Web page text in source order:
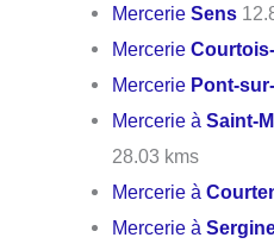
MercerieSens
Mercerie
Mercerie Pont-
Mercerie àSaint-
28.03 kms
Mercerie à
Mercerie à